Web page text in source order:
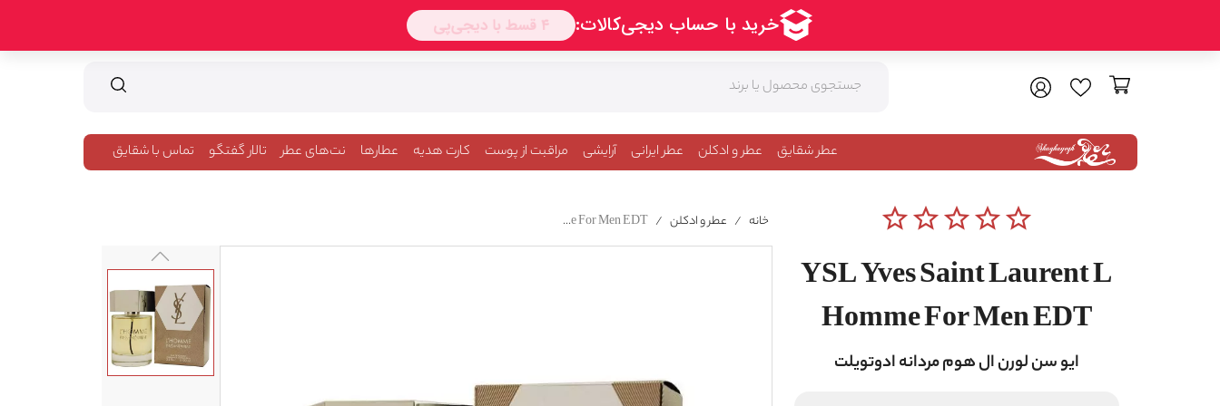
عطر شقایق عطر و ادکلن عطر ایرانی آرایشی مراقبت از پوست کارت هدیه عطارها نت‌های عطر تالار گفتگو تماس با شقایق
star_borderstar_borderstar_borderstar_borderstar_border
YSL Yves Saint Laurent L
Homme For Men EDT
ایو سن لورن ال هوم مردانه ادوتویلت
خانه / عطر و ادکلن /
YSL Yves Saint Laurent L Homme For Men EDT